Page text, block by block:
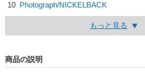
10 Photograph/NICKELBACK
もっと見る
商品の説明